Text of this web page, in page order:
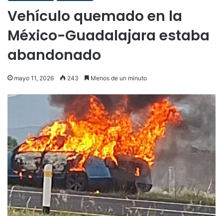
Vehículo quemado en la
México-Guadalajara estaba
abandonado
mayo 11, 2026 243 Menos de un minuto